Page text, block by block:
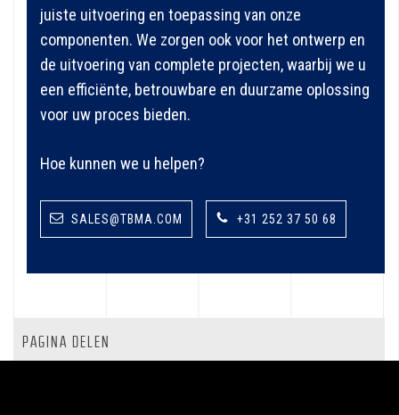
juiste uitvoering en toepassing van onze
componenten. We zorgen ook voor het ontwerp en
de uitvoering van complete projecten, waarbij we u
een efficiënte, betrouwbare en duurzame oplossing
voor uw proces bieden.
Hoe kunnen we u helpen?
SALES@TBMA.COM +31 252 37 50 68
PAGINA DELEN